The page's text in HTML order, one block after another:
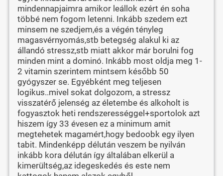
mindennapjaimra amikor leállok ezért én soha
többé nem fogom letenni. Inkább szedem ezt
minsem ne szedjem,és a végén tényleg
magasvérnyomás,stb betegség alakul ki az
állandó stressz,stb miatt akkor már borulni fog
minden mint a dominó. Inkább most oldja meg 1-
2 vitamin szerintem mintsem később 50
gyógyszer se. Egyébként meg teljesen
logikus..mivel sokat dolgozom, a stressz
visszatérő jelenség az életembe és alkoholt is
fogyasztok heti rendszerességgel+sportolok azt
hiszem így 33 évesen ez a minimum amit
megtehetek magamért,hogy bedoobk egy ilyen
tabit. Mindenképp délután veszem be nyilván
inkább kora délután így általában elkerül a
kimerültség,az idegeskedés és este nem